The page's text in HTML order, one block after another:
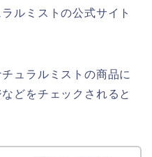
ルミストの公式サイト
ュラルミストの商品に
どをチェックされると